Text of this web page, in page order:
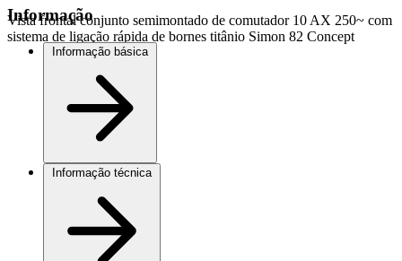
Vista frontal conjunto semimontado de comutador 10 AX 250~ com
sistema de ligação rápida de bornes titânio Simon 82 Concept
Informação